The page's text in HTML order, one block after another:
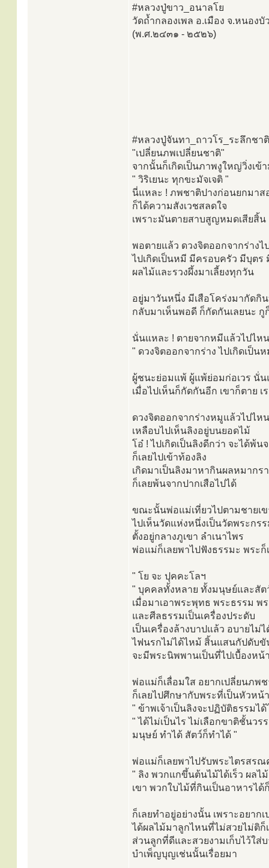
#หลวงปู่ขาว_อนาลโย
วัดถ้ำกลองเพล อ.เมือง จ.หนองบั
(พ.ศ.๒๔๓๑ - ๒๕๒๖)
#หลวงปู่จันทา_ถาวโร_ระลึกชา
"เปลี่ยนภพเปลี่ยนชาติ"
จากนั้นก็เกิดเป็นภาพงูใหญ่วิ่งเข้า
" วิริเยนะ ทุกขะมัจเจติ "
นี่แหละ ! ภพชาติปางก่อนยกมาส
ก็ได้ความสังเวชสลดใจ
เพราะมันตายสาบสูญหมดเสียสิ้น
พอตายแล้ว ดวงจิตออกจากร่างไ
ไปเกิดเป็นหมี มีครอบครัว มีบุตร
ผลไม้และรวงผึ้งมาเลี้ยงทุกวัน
อยู่มาวันหนึ่ง มีเสือโคร่งมากัดกิ
กลับมาเห็นพอดี ก็กัดกันเลยนะ กู
นั่นแหละ ! ตายจากหมีแล้วไปไหน
" ดวงจิตออกจากร่าง ไปเกิดเป็น
ผู้ชนะย่อมแพ้ ผู้แพ้ย่อมก่อเวร นั่
เมื่อไปเห็นก็กัดกันอีก เขาก็ตาย เ
ดวงจิตออกจากร่างหมูแล้วไปไหน
เหลือบไปเห็นลิงอยู่บนยอดไม้
โอ๋ ! ไปเกิดเป็นลิงดีกว่า จะได้พ้น
ก็เลยไปเข้าท้องลิง
เกิดมาเป็นลิงมาหากินผลหมากร
ก็เลยพ้นจากปากเสือไปได้
ขณะนั้นพ่อแม่เที่ยวไปตามชายเข
ไปเห็นวัดแห่งหนึ่งเป็นวัดพระกร
ตั้งอยู่กลางภูเขา ลำเนาไพร
พ่อแม่ก็เลยพาไปฟังธรรมะ พระก็
" โย จะ ปุคคะโลฯ
" บุคคลทั้งหลาย ทั้งมนุษย์และสัต
เมื่อมาเอาพระพุทธ พระธรรม พ
และศีลธรรมเป็นเครื่องประดับ
เป็นเครื่องล้างบาปแล้ว อบายไม่ไ
ไฟนรกไม่ได้ไหม้ สิ้นแสนกัปดับขั
จะมีพระนิพพานเป็นที่ไปเบื้องหน้
พ่อแม่ก็เลื่อมใส อยากเปลี่ยนภพ
ก็เลยไปศึกษากับพระที่เป็นหัวหน้
" ข้าพเจ้าเป็นลิงจะปฏิบัติธรรมไ
" ได้ไม่เป็นไร ไม่เลือกขาติชั้นว
มนุษย์ ทำได้ สัตว์ก็ทำได้ "
พ่อแม่ก็เลยพาไปรับพระไตรสร
" ลิง พวกแกขึ้นต้นไม้ได้เร็ว ผลไ
เขา พวกใบไม้ที่กินเป็นอาหารได้
ก็เลยทำอยู่อย่างนั้น เพราะอยาก
ได้ผลไม้มาลูกไหนที่ไม่สวยไม่ติก็
ส่วนลูกที่ดีและสวยงามเก็บไว้ใ
บำเพ็ญบุญเช่นนั้นเรื่อยมา